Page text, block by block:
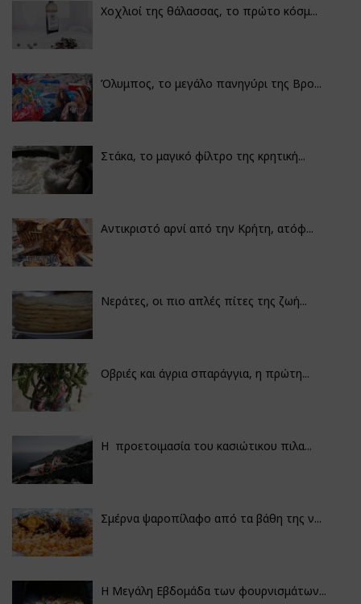
Χοχλιοί της θάλασσας, το πρώτο κόσμ...
Όλυμπος, το μεγάλο πανηγύρι της Βρο...
Στάκα, το μαγικό φίλτρο της κρητική...
Αντικριστό αρνί από την Κρήτη, ατόφ...
Νεράτες, οι πιο απλές πίτες της ζωή...
Οβριές και άγρια σπαράγγια, η πρώτη...
Η προετοιμασία του κασιώτικου πιλα...
Σμέρνα ψαροπίλαφο από τα βάθη της ν...
Η Μεγάλη Εβδομάδα των φουρνισμάτων...